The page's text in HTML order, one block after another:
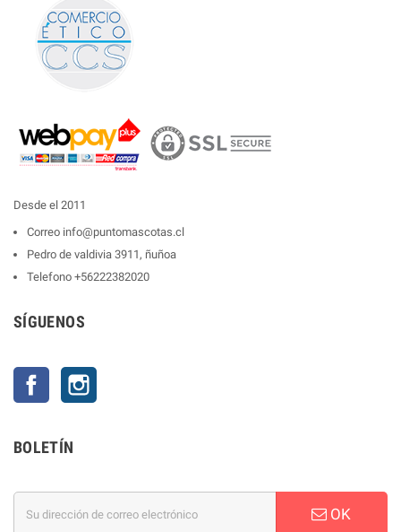
Desde el 2011
Correo info@puntomascotas.cl
Pedro de valdivia 3911, ñuñoa
Telefono +56222382020
SÍGUENOS
Facebook
BOLETÍN
OK